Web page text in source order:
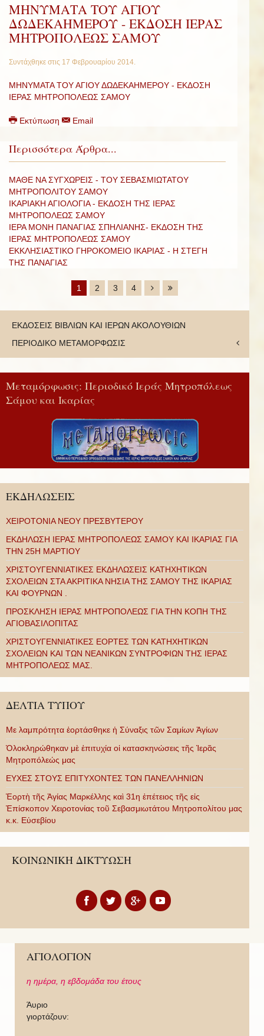
ΜΗΝΥΜΑΤΑ ΤΟΥ ΑΓΙΟΥ
ΔΩΔΕΚΑΗΜΕΡΟΥ - ΕΚΔΟΣΗ ΙΕΡΑΣ
ΜΗΤΡΟΠΟΛΕΩΣ ΣΑΜΟΥ
Συντάχθηκε στις 17 Φεβρουαρίου 2014.
ΜΗΝΥΜΑΤΑ ΤΟΥ ΑΓΙΟΥ ΔΩΔΕΚΑΗΜΕΡΟΥ - ΕΚΔΟΣΗ
ΙΕΡΑΣ ΜΗΤΡΟΠΟΛΕΩΣ ΣΑΜΟΥ
Εκτύπωση Email
Περισσότερα Άρθρα...
ΜΑΘΕ ΝΑ ΣΥΓΧΩΡΕΙΣ - ΤΟΥ ΣΕΒΑΣΜΙΩΤΑΤΟΥ
ΜΗΤΡΟΠΟΛΙΤΟΥ ΣΑΜΟΥ
ΙΚΑΡΙΑΚΗ ΑΓΙΟΛΟΓΙΑ - ΕΚΔΟΣΗ ΤΗΣ ΙΕΡΑΣ
ΜΗΤΡΟΠΟΛΕΩΣ ΣΑΜΟΥ
ΙΕΡΑ ΜΟΝΗ ΠΑΝΑΓΙΑΣ ΣΠΗΛΙΑΝΗΣ- ΕΚΔΟΣΗ ΤΗΣ
ΙΕΡΑΣ ΜΗΤΡΟΠΟΛΕΩΣ ΣΑΜΟΥ
ΕΚΚΛΗΣΙΑΣΤΙΚΟ ΓΗΡΟΚΟΜΕΙΟ ΙΚΑΡΙΑΣ - Η ΣΤΕΓΗ
ΤΗΣ ΠΑΝΑΓΙΑΣ
1 2 3 4
ΕΚΔΟΣΕΙΣ ΒΙΒΛΙΩΝ ΚΑΙ ΙΕΡΩΝ ΑΚΟΛΟΥΘΙΩΝ
ΠΕΡΙΟΔΙΚΟ ΜΕΤΑΜΟΡΦΩΣΙΣ
Μεταμόρφωσις: Περιοδικό Ιεράς Μητροπόλεως
Σάμου και Ικαρίας
ΕΚΔΗΛΩΣΕΙΣ
ΧΕΙΡΟΤΟΝΙΑ ΝΕΟΥ ΠΡΕΣΒΥΤΕΡΟΥ
ΕΚΔΗΛΩΣΗ ΙΕΡΑΣ ΜΗΤΡΟΠΟΛΕΩΣ ΣΑΜΟΥ ΚΑΙ ΙΚΑΡΙΑΣ ΓΙΑ
ΤΗΝ 25Η ΜΑΡΤΙΟΥ
ΧΡΙΣΤΟΥΓΕΝΝΙΑΤΙΚΕΣ ΕΚΔΗΛΩΣΕΙΣ ΚΑΤΗΧΗΤΙΚΩΝ
ΣΧΟΛΕΙΩΝ ΣΤΑ ΑΚΡΙΤΙΚΑ ΝΗΣΙΑ ΤΗΣ ΣΑΜΟΥ ΤΗΣ ΙΚΑΡΙΑΣ
ΚΑΙ ΦΟΥΡΝΩΝ .
ΠΡΟΣΚΛΗΣΗ ΙΕΡΑΣ ΜΗΤΡΟΠΟΛΕΩΣ ΓΙΑ ΤΗΝ ΚΟΠΗ ΤΗΣ
ΑΓΙΟΒΑΣΙΛΟΠΙΤΑΣ
ΧΡΙΣΤΟΥΓΕΝΝΙΑΤΙΚΕΣ ΕΟΡΤΕΣ ΤΩΝ ΚΑΤΗΧΗΤΙΚΩΝ
ΣΧΟΛΕΙΩΝ ΚΑΙ ΤΩΝ ΝΕΑΝΙΚΩΝ ΣΥΝΤΡΟΦΙΩΝ ΤΗΣ ΙΕΡΑΣ
ΜΗΤΡΟΠΟΛΕΩΣ ΜΑΣ.
ΔΕΛΤΙΑ ΤΥΠΟΥ
Με λαμπρότητα ἑορτάσθηκε ἡ Σύναξις τῶν Σαμίων Ἁγίων
Ὁλοκληρώθηκαν μὲ ἐπιτυχία οἱ κατασκηνώσεις τῆς Ἱερᾶς
Μητροπόλεώς μας
ΕΥΧΕΣ ΣΤΟΥΣ ΕΠΙΤΥΧΟΝΤΕΣ ΤΩΝ ΠΑΝΕΛΛΗΝΙΩΝ
Ἑορτὴ τῆς Ἁγίας Μαρκέλλης καὶ 31η ἐπέτειος τῆς εἰς
Ἐπίσκοπον Χειροτονίας τοῦ Σεβασμιωτάτου Μητροπολίτου μας
κ.κ. Εὐσεβίου
ΚΟΙΝΩΝΙΚΗ ΔΙΚΤΥΩΣΗ
ΑΓΙΟΛΟΓΙΟΝ
η ημέρα, η εβδομάδα του έτους
Άυριο
γιορτάζουν: